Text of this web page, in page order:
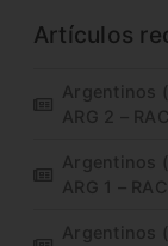
Artículos
Argentinos
ARG 2 –
Argentinos
ARG 1 –
Argentinos